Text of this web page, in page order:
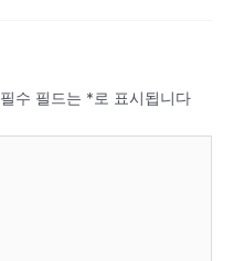
필수 필드는 *로 표시됩니다